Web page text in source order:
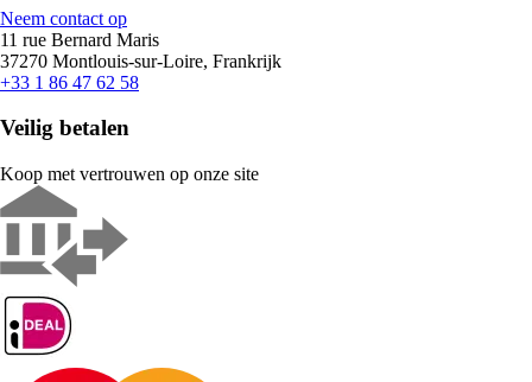
Neem contact op
11 rue Bernard Maris
37270 Montlouis-sur-Loire, Frankrijk
+33 1 86 47 62 58
Veilig betalen
Koop met vertrouwen op onze site